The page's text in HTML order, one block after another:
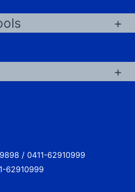
/ 0411-62910999
62910999